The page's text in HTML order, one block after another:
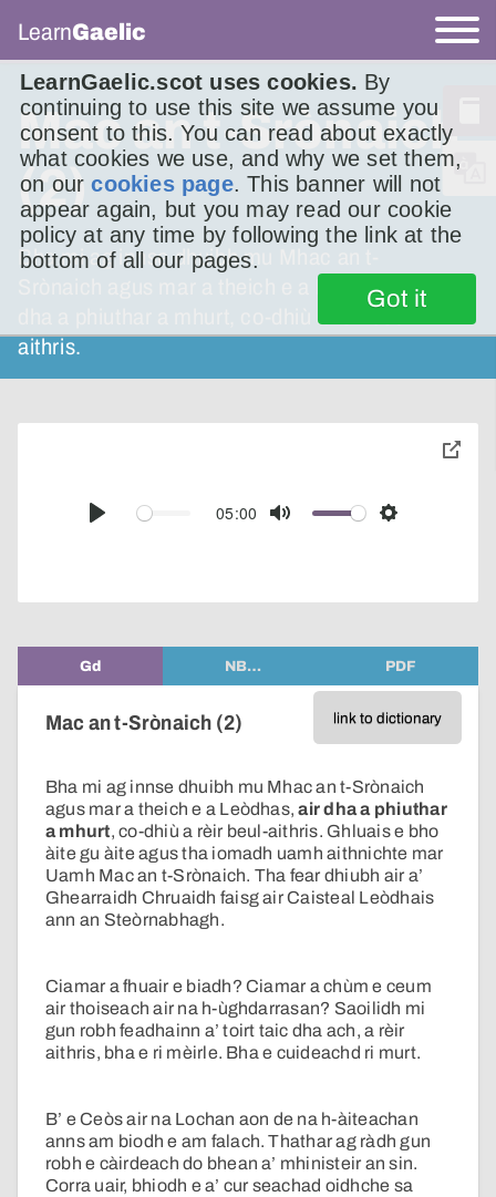
LearnGaelic.scot uses cookies. By
continuing to use this site we assume you
consent to this. You can read about exactly
what cookies we use, and why we set them,
on ourcookies page. This banner will not
appear again, but you may read our cookie
policy at any time by following the link at the
bottom of all our pages.
Got it
LearnGaelic
Mac an t-Srònaich
(2)
Bha mi ag innse dhuibh mu Mhac an t-
Srònaich agus mar a theich e a Leòdhas, air
dha a phiuthar a mhurt, co-dhiù a rèir beul-
aithris.
Play
05:00
Mute Settings
toggle
Gd NB… PDF
link to dictionary
Mac an t-Srònaich (2)
Bha mi ag innse dhuibh mu Mhac an t-Srònaich
agus mar a theich e a Leòdhas,air dha a phiuthar
a mhurt, co-dhiù a rèir beul-aithris. Ghluais e bho
àite gu àite agus tha iomadh uamh aithnichte mar
Uamh Mac an t-Srònaich. Tha fear dhiubh air a’
Ghearraidh Chruaidh faisg air Caisteal Leòdhais
ann an Steòrnabhagh.
Ciamar a fhuair e biadh? Ciamar a chùm e ceum
air thoiseach air na h-ùghdarrasan? Saoilidh mi
gun robh feadhainn a’ toirt taic dha ach, a rèir
aithris, bha e ri mèirle. Bha e cuideachd ri murt.
B’ e Ceòs air na Lochan aon de na h-àiteachan
anns am biodh e am falach. Thathar ag ràdh gun
robh e càirdeach do bhean a’ mhinisteir an sin.
Corra uair, bhiodh e a’ cur seachad oidhche sa